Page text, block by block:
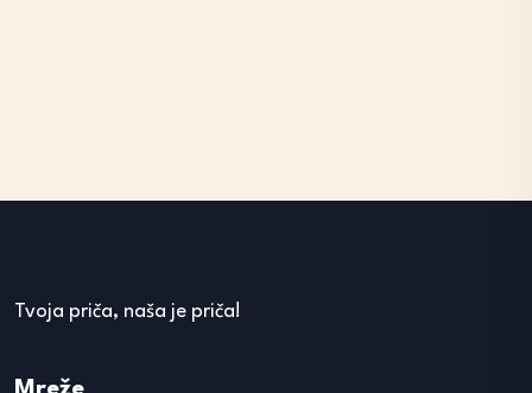
Tvoja priča, naša je priča!